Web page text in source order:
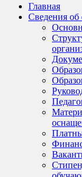
Главная
Сведения об